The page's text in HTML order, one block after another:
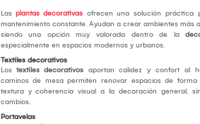
Las plantas decorativasofrecen una solución práctica
mantenimiento constante. Ayudan a crear ambientes más
siendo una opción muy valorada dentro de la
especialmente en espacios modernos y urbanos.
Textiles decorativos
Los textiles decorativosaportan calidez y confort al
caminos de mesa permiten renovar espacios de forma
textura y coherencia visual a la decoración general,
cambios.
Portavelas